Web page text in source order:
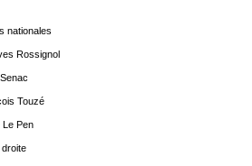
nationales
Rossignol
Touzé
Pen